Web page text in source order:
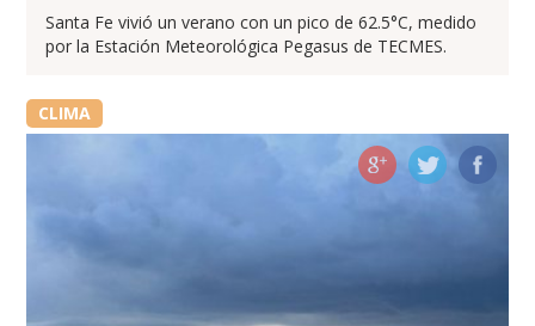
Santa Fe vivió un verano con un pico de 62.5°C, medido
por la Estación Meteorológica Pegasus de TECMES.
CLIMA